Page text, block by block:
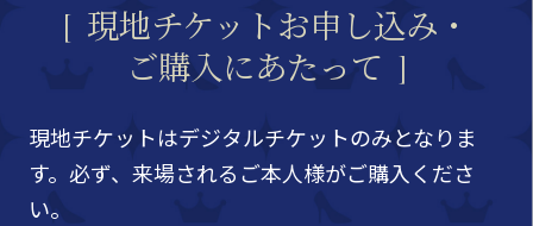
現地チケットお申し込み・
ご購入にあたって
現地チケットはデジタルチケットのみとなりま
す。必ず、来場されるご本人様がご購入くださ
い。